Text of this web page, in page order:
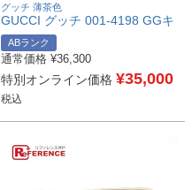
グッチ 薄茶色
GUCCI グッチ 001-4198 GGキ
ャンバス カバン ワンショルダ
ー 肩掛け ハンドバッグ ショル
ダーバッグ キャンバス レディ
ース ベージュ 【中古】
ABランク
通常価格 ¥36,300
特別オンライン価格 ¥35,000
税込